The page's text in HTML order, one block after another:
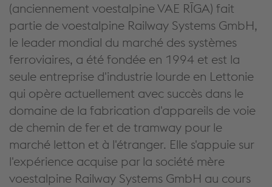
(anciennement voestalpine VAE RĪGA) fait
partie de voestalpine Railway Systems GmbH,
le leader mondial du marché des systèmes
ferroviaires, a été fondée en 1994 et est la
seule entreprise d'industrie lourde en Lettonie
qui opère actuellement avec succès dans le
domaine de la fabrication d'appareils de voie
de chemin de fer et de tramway pour le
marché letton et à l'étranger. Elle s'appuie sur
l'expérience acquise par la société mère
voestalpine Railway Systems GmbH au cours